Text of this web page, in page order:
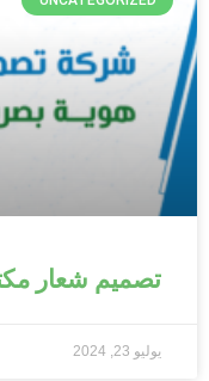
تصميم شعار
يوليو 23, 2024